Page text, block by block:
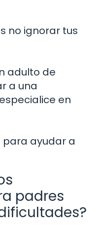
no ignorar tus
adulto de
a una
en
para ayudar a
padres